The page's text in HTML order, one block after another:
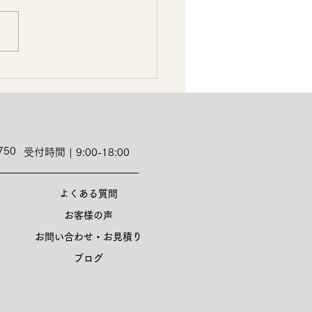
受付時間 | 9:00-18:00
よくある質問
お客様の声
お問い合わせ・お見積り
ブログ